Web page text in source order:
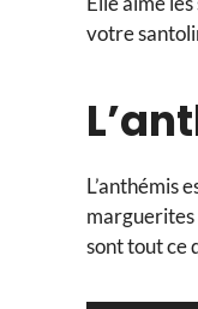
votre
L’anthémis
marguerites
sont tout ce